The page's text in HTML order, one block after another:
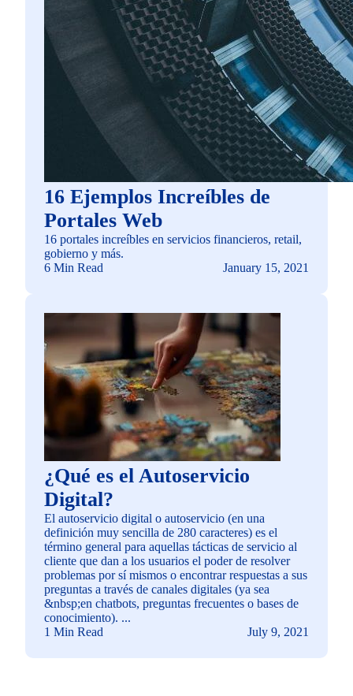
16 Ejemplos Increíbles de
Portales Web
16 portales increíbles en servicios financieros, retail,
gobierno y más.
6 Min Read
January 15, 2021
¿Qué es el Autoservicio
Digital?
El autoservicio digital o autoservicio (en una
definición muy sencilla de 280 caracteres) es el
término general para aquellas tácticas de servicio al
cliente que dan a los usuarios el poder de resolver
problemas por sí mismos o encontrar respuestas a sus
preguntas a través de canales digitales (ya sea
&nbsp;en chatbots, preguntas frecuentes o bases de
conocimiento). ...
1 Min Read
July 9, 2021